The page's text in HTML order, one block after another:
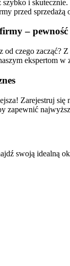
i
przed
– pewność
od czego
ekspertom
Zarejestruj
zapewnić
swoją idealną